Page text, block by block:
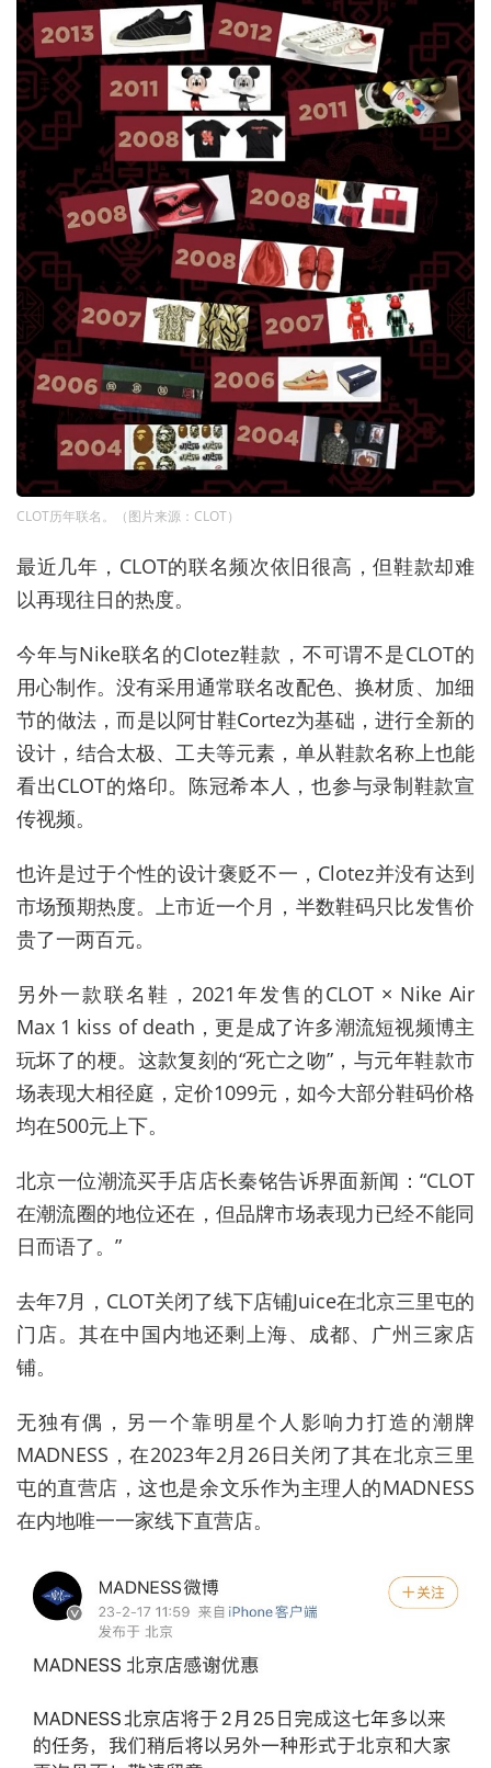
CLOT历年联名。（图片来源：CLOT）
最近几年，CLOT的联名频次依旧很高，但鞋款却难
以再现往日的热度。
今年与Nike联名的Clotez鞋款，不可谓不是CLOT的
用心制作。没有采用通常联名改配色、换材质、加细
节的做法，而是以阿甘鞋Cortez为基础，进行全新的
设计，结合太极、工夫等元素，单从鞋款名称上也能
看出CLOT的烙印。陈冠希本人，也参与录制鞋款宣
传视频。
也许是过于个性的设计褒贬不一，Clotez并没有达到
市场预期热度。上市近一个月，半数鞋码只比发售价
贵了一两百元。
另外一款联名鞋，2021年发售的CLOT × Nike Air
Max 1 kiss of death，更是成了许多潮流短视频博主
玩坏了的梗。这款复刻的“死亡之吻”，与元年鞋款市
场表现大相径庭，定价1099元，如今大部分鞋码价格
均在500元上下。
北京一位潮流买手店店长秦铭告诉界面新闻：“CLOT
在潮流圈的地位还在，但品牌市场表现力已经不能同
日而语了。”
去年7月，CLOT关闭了线下店铺Juice在北京三里屯的
门店。其在中国内地还剩上海、成都、广州三家店
铺。
无独有偶，另一个靠明星个人影响力打造的潮牌
MADNESS，在2023年2月26日关闭了其在北京三里
屯的直营店，这也是余文乐作为主理人的MADNESS
在内地唯一一家线下直营店。